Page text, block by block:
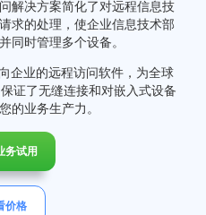
解决方案简化了对远程信息技
求的处理，使企业信息技术部
同时管理多个设备。
企业的远程访问软件，为全球
证了无缝连接和对嵌入式设备
的业务生产力。
务试用
价格